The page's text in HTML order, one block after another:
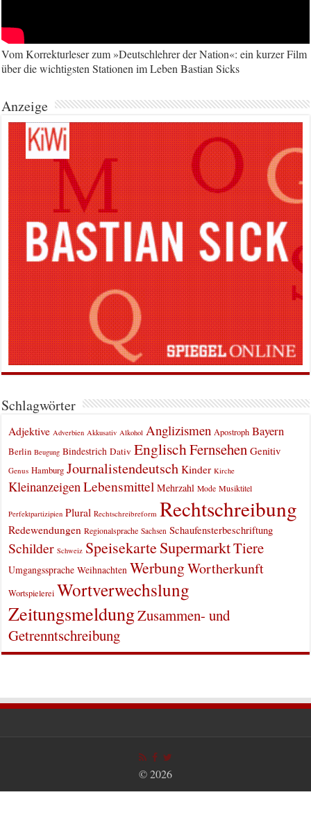
Vom Korrekturleser zum »Deutschlehrer der Nation«: ein kurzer Film
über die wichtigsten Stationen im Leben Bastian Sicks
Anzeige
Schlagwörter
Adjektive Adverbien Akkusativ Alkohol Anglizismen Apostroph Bayern
Berlin Beugung Bindestrich Dativ EnglischFernsehen Genitiv
Genus Hamburg Journalistendeutsch Kinder Kirche
Kleinanzeigen Lebensmittel Mehrzahl Mode Musiktitel
Perfektpartizipien Plural Rechtschreibreform Rechtschreibung
Redewendungen Regionalsprache Sachsen Schaufensterbeschriftung
Schilder Schweiz SpeisekarteSupermarktTiere
Umgangssprache Weihnachten WerbungWortherkunft
Wortspielerei Wortverwechslung
ZeitungsmeldungZusammen- und
Getrenntschreibung
© 2026